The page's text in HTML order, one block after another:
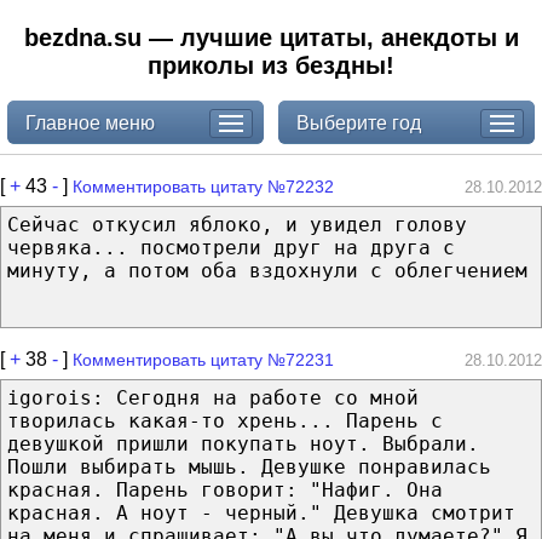
bezdna.su — лучшие цитаты, анекдоты и
приколы из бездны!
Главное меню Выберите год
[+ 43 - ] Комментировать цитату №72232 28.10.2012
Сейчас откусил яблоко, и увидел голову
червяка... посмотрели друг на друга с
минуту, а потом оба вздохнули с облегчением
[+ 38 - ] Комментировать цитату №72231 28.10.2012
igorois: Сегодня на работе со мной
творилась какая-то хрень... Парень с
девушкой пришли покупать ноут. Выбрали.
Пошли выбирать мышь. Девушке понравилась
красная. Парень говорит: "Нафиг. Она
красная. А ноут - черный." Девушка смотрит